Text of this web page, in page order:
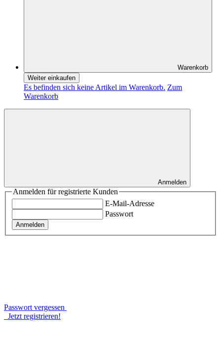
Warenkorb
Weiter einkaufen
Es befinden sich keine Artikel im Warenkorb. Zum
Warenkorb
Anmelden
Anmelden für registrierte Kunden
E-Mail-Adresse
Passwort
Anmelden
Passwort vergessen
Jetzt registrieren!